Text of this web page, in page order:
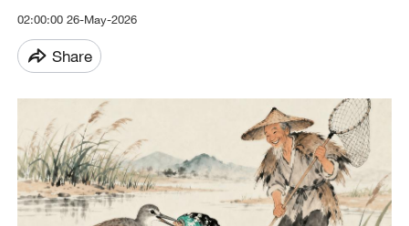
02:00:00 26-May-2026
Share